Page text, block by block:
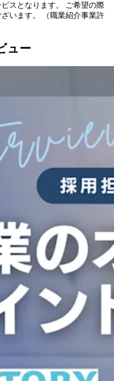
スとなります。 ご希望の際
います。 （職業紹介事業許
ュー